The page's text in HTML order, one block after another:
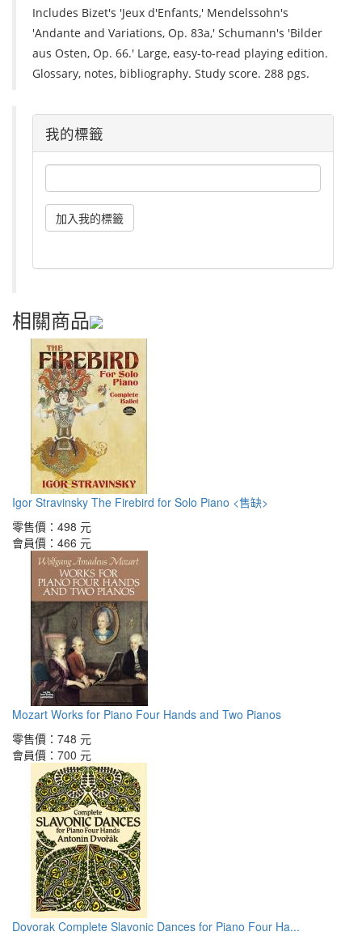
Includes Bizet's 'Jeux d'Enfants,' Mendelssohn's
'Andante and Variations, Op. 83a,' Schumann's 'Bilder
aus Osten, Op. 66.' Large, easy-to-read playing edition.
Glossary, notes, bibliography. Study score. 288 pgs.
我的標籤
相關商品
Igor Stravinsky The Firebird for Solo Piano <售缺>
零售價： 498 元
會員價： 466 元
Mozart Works for Piano Four Hands and Two Pianos
零售價： 748 元
會員價： 700 元
Dovorak Complete Slavonic Dances for Piano Four Ha...